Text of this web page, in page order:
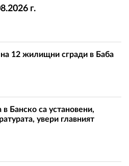
г.
12 жилищни сгради в Баба
Банско са установени,
увери главният